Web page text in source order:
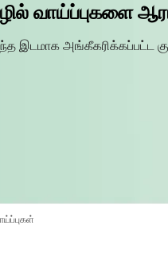
வாய்ப்புகளை
இடமாக அங்கீகரிக்கப்பட்ட